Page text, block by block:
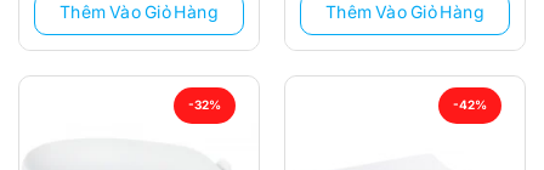
Thêm Vào Giỏ Hàng Thêm Vào Giỏ Hàng
-32% -42%